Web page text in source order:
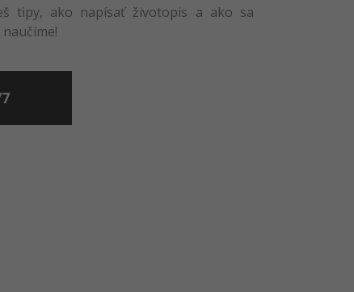
tipy, ako napísať životopis a ako sa